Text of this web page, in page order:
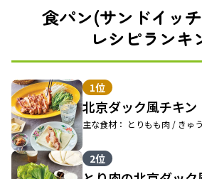
食パン(サンドイッ
レシピランキ
1位
北京ダック風チキン
主な食材： とりもも肉 / きゅ
2位